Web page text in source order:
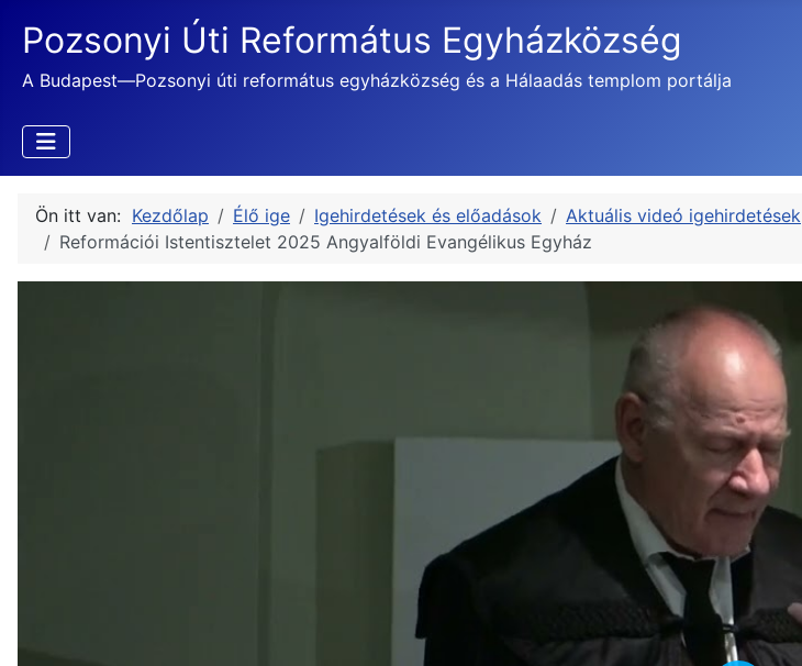
Pozsonyi Úti Református Egyházközség
A Budapest—Pozsonyi úti református egyházközség és a Hálaadás templom portálja
Ön itt van: Kezdőlap Élő ige Igehirdetések és előadások Aktuális videó igehirdetések
Reformációi Istentisztelet 2025 Angyalföldi Evangélikus Egyház